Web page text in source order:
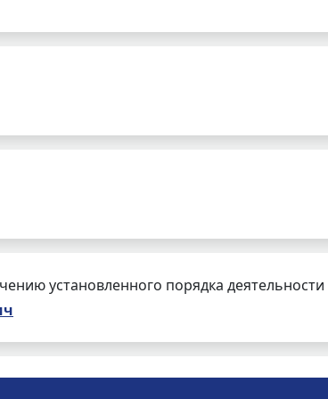
установленного порядка деятельности